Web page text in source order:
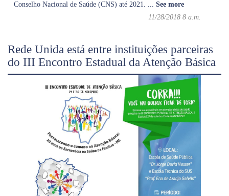
Conselho Nacional de Saúde (CNS) até 2021. ... See more
11/28/2018 8 a.m.
Rede Unida está entre instituições parceiras
do III Encontro Estadual da Atenção Básica